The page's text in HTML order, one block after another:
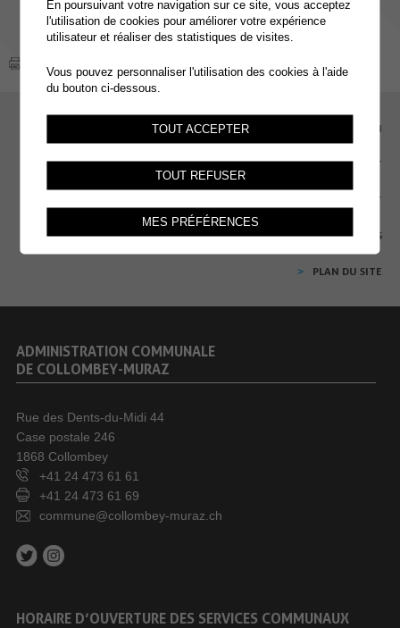
EMPLOI
CONTACT
EXTRANET
MENTIONS LÉGALES
PLAN DU SITE
ADMINISTRATION COMMUNALE
DE COLLOMBEY-MURAZ
Rue des Dents-du-Midi 44
Case postale 246
1868 Collombey
+41 24 473 61 61
+41 24 473 61 69
commune@collombey-muraz.ch
HORAIRE D’OUVERTURE DES SERVICES COMMUNAUX
En poursuivant votre navigation sur ce site, vous acceptez
l'utilisation de cookies pour améliorer votre expérience
utilisateur et réaliser des statistiques de visites.
Vous pouvez personnaliser l'utilisation des cookies à l'aide
du bouton ci-dessous.
TOUT ACCEPTER
TOUT REFUSER
MES PRÉFÉRENCES